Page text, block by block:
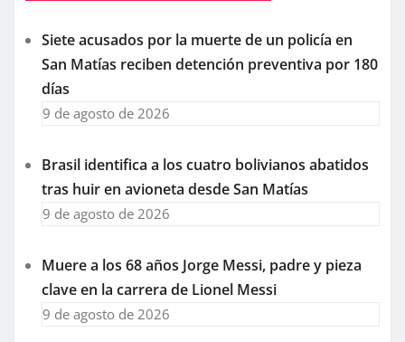
Siete acusados por la muerte de un policía en
San Matías reciben detención preventiva por 180
días
9 de agosto de 2026
Brasil identifica a los cuatro bolivianos abatidos
tras huir en avioneta desde San Matías
9 de agosto de 2026
Muere a los 68 años Jorge Messi, padre y pieza
clave en la carrera de Lionel Messi
9 de agosto de 2026